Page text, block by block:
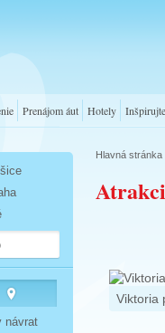
Prenájom áut Hotely
návrat
Hlavná stránka
Viktoria